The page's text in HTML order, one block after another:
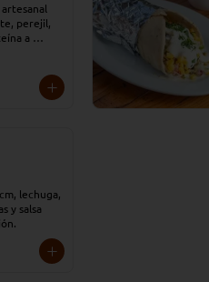
perejil,
a
lechuga,
y salsa